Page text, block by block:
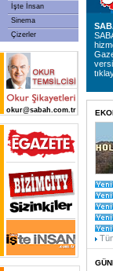
İşte İnsan
Sinema
Çizerler
okur@sabah.com.tr